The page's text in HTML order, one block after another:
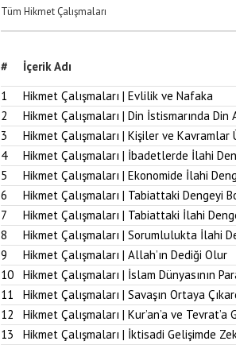
Tüm Hikmet Çalışmaları
# İçerik Adı
1
Hikmet Çalışmaları | Evlilik ve Nafaka
2
Hikmet Çalışmaları | Din İstismarında Din
3
Hikmet Çalışmaları | Kişiler ve Kavramlar
4
Hikmet Çalışmaları | İbadetlerde İlahi
5
Hikmet Çalışmaları | Ekonomide İlahi
6
Hikmet Çalışmaları | Tabiattaki Dengeyi
7
Hikmet Çalışmaları | Tabiattaki İlahi
8
Hikmet Çalışmaları | Sorumlulukta İlahi
9
Hikmet Çalışmaları | Allah’ın Dediği Olur
10
Hikmet Çalışmaları | İslam Dünyasının
11
Hikmet Çalışmaları | Savaşın Ortaya
12
Hikmet Çalışmaları | Kur’an’a ve Tevrat’a
13
Hikmet Çalışmaları | İktisadi Gelişimde